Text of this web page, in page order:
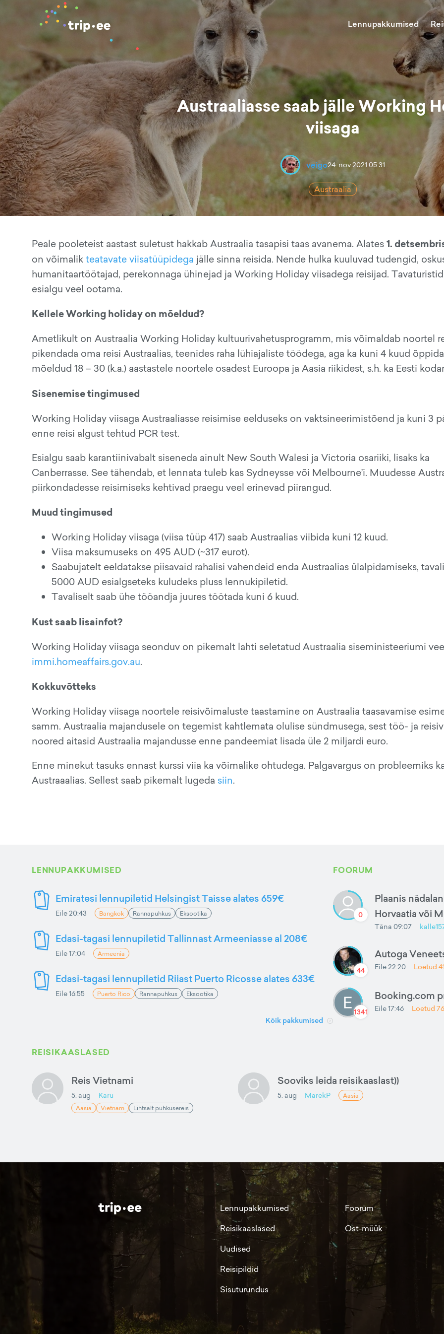
Lennupakkumised
Austraaliasse saab jälle Working
viisaga
veigo24. nov 2021 05:31
Austraalia
Peale pooleteist aastast suletust hakkab Austraalia tasapisi taas avanema. Alates1.
on võimalikteatavate viisatüüpidega jälle sinna reisida. Nende hulka kuuluvad tudengid,
humanitaartöötajad, perekonnaga ühinejad ja Working Holiday viisadega reisijad.
esialgu veel ootama.
Kellele Working holiday on mõeldud?
Ametlikult on Austraalia Working Holiday kultuurivahetusprogramm, mis võimaldab noortel
pikendada oma reisi Austraalias, teenides raha lühiajaliste töödega, aga ka kuni 4 kuud
mõeldud 18 – 30 (k.a.) aastastele noortele osadest Euroopa ja Aasia riikidest, s.h. ka Eesti
Sisenemise tingimused
Working Holiday viisaga Austraaliasse reisimise eelduseks on vaktsineerimistõend ja kuni 3
enne reisi algust tehtud PCR test.
Esialgu saab karantiinivabalt siseneda ainult New South Walesi ja Victoria osariiki, lisaks ka
Canberrasse. See tähendab, et lennata tuleb kas Sydneysse või Melbourne’i. Muudesse
piirkondadesse reisimiseks kehtivad praegu veel erinevad piirangud.
Muud tingimused
Working Holiday viisaga (viisa tüüp 417) saab Austraalias viibida kuni 12 kuud.
Viisa maksumuseks on 495 AUD (~317 eurot).
Saabujatelt eeldatakse piisavaid rahalisi vahendeid enda Austraalias ülalpidamiseks,
5000 AUD esialgseteks kuludeks pluss lennukipiletid.
Tavaliselt saab ühe tööandja juures töötada kuni 6 kuud.
Kust saab lisainfot?
Working Holiday viisaga seonduv on pikemalt lahti seletatud Austraalia siseministeeriumi
immi.homeaffairs.gov.au.
Kokkuvõtteks
Working Holiday viisaga noortele reisivõimaluste taastamine on Austraalia taasavamise
samm. Austraalia majandusele on tegemist kahtlemata olulise sündmusega, sest töö- ja
noored aitasid Austraalia majandusse enne pandeemiat lisada üle 2 miljardi euro.
Enne minekut tasuks ennast kurssi viia ka võimalike ohtudega. Palgavargus on probleemiks
Austraaalias. Sellest saab pikemalt lugeda siin.
LENNUPAKKUMISED
Emiratesi lennupiletid Helsingist Taisse alates 659€
Eile 20:43 Bangkok Rannapuhkus Eksootika
Edasi-tagasi lennupiletid Tallinnast Armeeniasse al 208€
Eile 17:04 Armeenia
Edasi-tagasi lennupiletid Riiast Puerto Ricosse alates 633€
Eile 16:55 Puerto Rico Rannapuhkus Eksootika
Kõik pakkumised
FOORUM
0
Plaanis
Horvaatia või
Täna 09:07
44
Autoga
Eile 22:20 Loetud
1341
Booking.com
Eile 17:46 Loetud
REISIKAASLASED
Reis Vietnami
5. aug Karu
Aasia Vietnam Lihtsalt puhkusereis
Sooviks leida reisikaaslast))
5. aug MarekP Aasia
Lennupakkumised
Reisikaaslased
Uudised
Reisipildid
Sisuturundus
Foorum
Ost-müük